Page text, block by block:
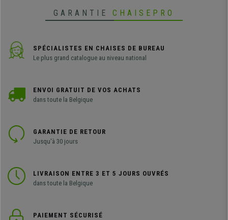
GARANTIE CHAISEPRO
SPÉCIALISTES EN CHAISES DE BUREAU
Le plus grand catalogue au niveau national
ENVOI GRATUIT DE VOS ACHATS
dans toute la Belgique
GARANTIE DE RETOUR
Jusqu'à 30 jours
LIVRAISON ENTRE 3 ET 5 JOURS OUVRÉS
dans toute la Belgique
PAIEMENT SÉCURISÉ